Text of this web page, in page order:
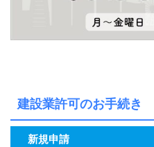
建設業許可のお手続き
新規申請